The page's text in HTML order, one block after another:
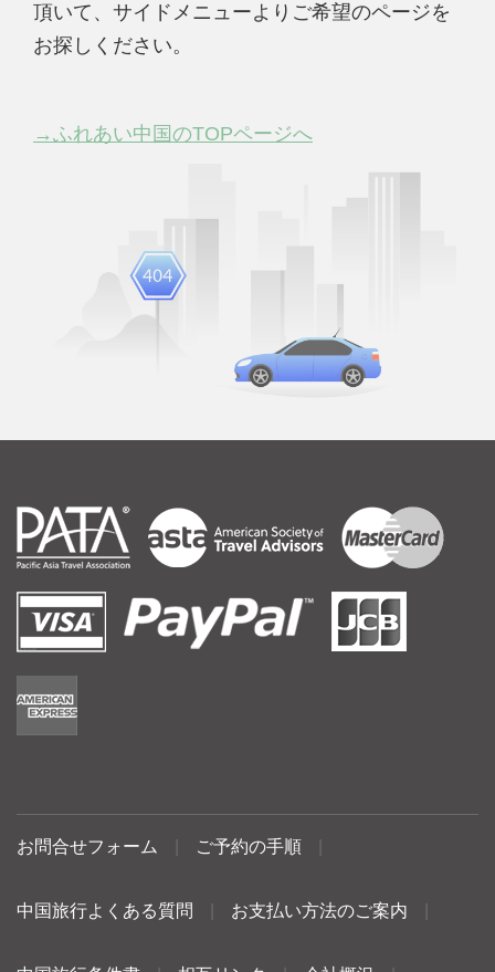
頂いて、サイドメニューよりご希望のページを
お探しください。
→ふれあい中国のTOPページへ
お問合せフォーム ご予約の手順
中国旅行よくある質問 お支払い方法のご案内